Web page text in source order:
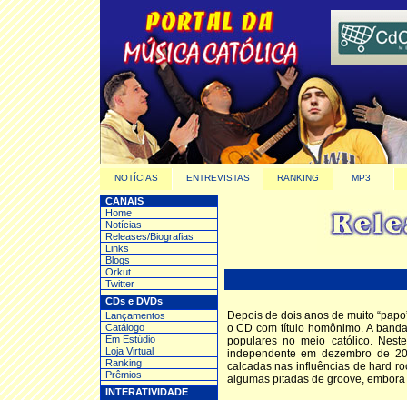
NOTÍCIAS ENTREVISTAS RANKING MP3
CANAIS
Home
Notícias
Releases/Biografias
Links
Blogs
Orkut
Twitter
CDs e DVDs
Lançamentos
Catálogo
Em Estúdio
Loja Virtual
Ranking
Prêmios
INTERATIVIDADE
Depois de dois anos de muito
o CD com título homônimo. A
populares no meio católico.
independente em dezembro de
calcadas nas influências de hard
algumas pitadas de groove,